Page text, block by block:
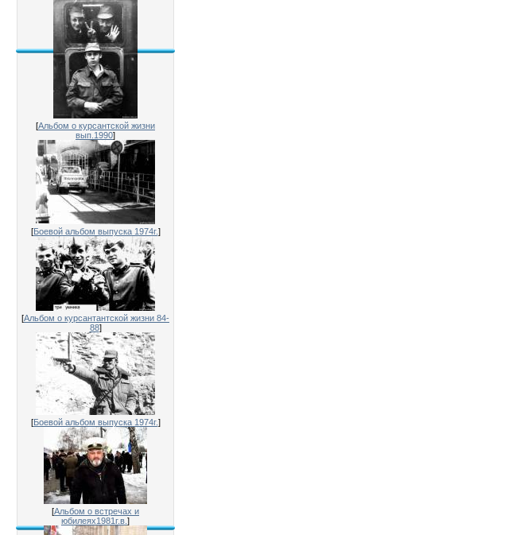
[Альбом о курсантской жизни
вып.1990]
[Боевой альбом выпуска 1974г.]
[Альбом о курсантантской жизни 84-
88]
[Боевой альбом выпуска 1974г.]
[Альбом о встречах и
юбилеях1981г.в. ]